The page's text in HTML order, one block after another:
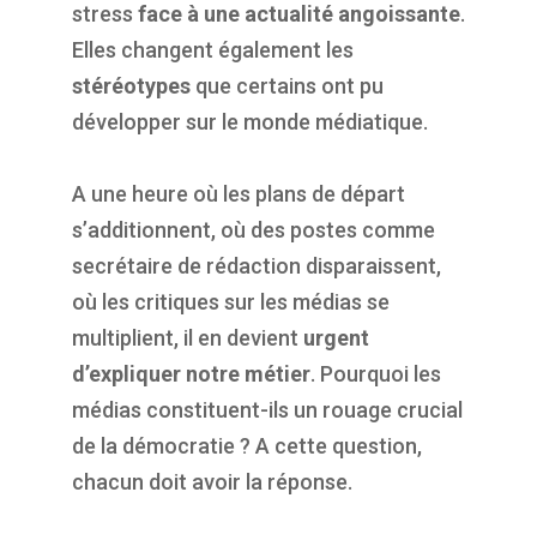
stress face à une actualité angoissante.
Elles changent également les
stéréotypesque certains ont pu
développer sur le monde médiatique.
A une heure où les plans de départ
s’additionnent, où des postes comme
secrétaire de rédaction disparaissent,
où les critiques sur les médias se
multiplient, il en devient urgent
d’expliquer notre métier. Pourquoi les
médias constituent-ils un rouage crucial
de la démocratie ? A cette question,
chacun doit avoir la réponse.